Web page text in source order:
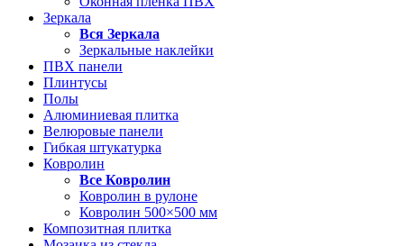
Зеркала
Вся Зеркала
Зеркальные наклейки
ПВХ панели
Плинтусы
Полы
Алюминиевая плитка
Велюровые панели
Гибкая штукатурка
Ковролин
Все Ковролин
Ковролин в рулоне
Ковролин 500×500 мм
Композитная плитка